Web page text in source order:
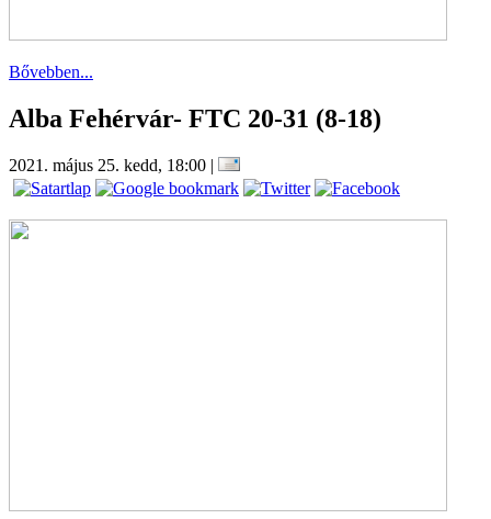
Bővebben...
Alba Fehérvár- FTC 20-31 (8-18)
2021. május 25. kedd, 18:00 |